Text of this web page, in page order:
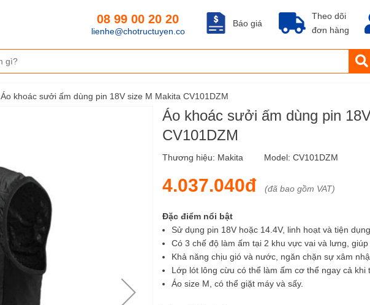
Theo dõi
đơn hàng
Báo giá
08 99 00 20 20
lienhe@chotructuyen.co
Áo khoác sưởi ấm dùng pin 18V size M Makita CV101DZM
Áo khoác sưởi ấm dùng pin
CV101DZM
Thương hiệu: Makita Model: CV101DZM
4.037.040đ (đã bao gồm VAT)
Đặc điểm nổi bật
Sử dụng pin 18V hoặc 14.4V, linh hoạt và tiện
Có 3 chế độ làm ấm tại 2 khu vực vai và lưng,
Khả năng chịu gió và nước, ngăn chặn sự xâm
Lớp lót lông cừu có thể làm ấm cơ thể ngay cả khi
Áo size M, có thể giặt máy và sấy.